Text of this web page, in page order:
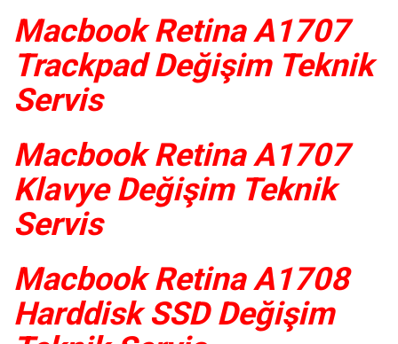
Macbook Retina A1707
Trackpad Değişim Teknik
Servis
Macbook Retina A1707
Klavye Değişim Teknik
Servis
Macbook Retina A1708
Harddisk SSD Değişim